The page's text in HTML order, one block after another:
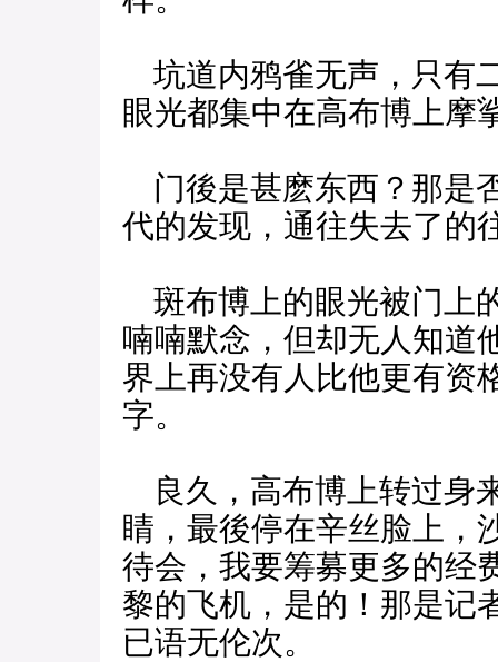
坑道内鸦雀无声，只有
眼光都集中在高布博上摩
门後是甚麽东西？那是
代的发现，通往失去了的
斑布博上的眼光被门上
喃喃默念，但却无人知道
界上再没有人比他更有资
字。
良久，高布博上转过身
睛，最後停在辛丝脸上，
待会，我要筹募更多的经
黎的飞机，是的！那是记
已语无伦次。